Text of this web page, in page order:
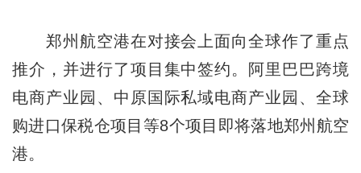
郑州航空港在对接会上面向全球作了重点
推介，并进行了项目集中签约。阿里巴巴跨境
电商产业园、中原国际私域电商产业园、全球
购进口保税仓项目等8个项目即将落地郑州航空
港。